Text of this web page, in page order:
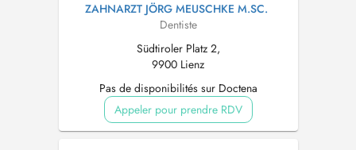
ZAHNARZT JÖRG MEUSCHKE M.SC.
Dentiste
Südtiroler Platz 2,
9900 Lienz
Pas de disponibilités sur Doctena
Appeler pour prendre RDV